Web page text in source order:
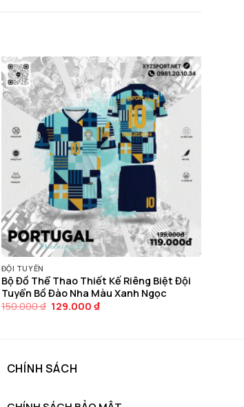
ĐỘI TUYỂN
Bộ Đồ Thể Thao Thiết Kế Riêng Biệt Đội
Tuyển Bồ Đào Nha Màu Xanh Ngọc
150.000₫ Giá
129.000₫Giá
CHÍNH SÁCH